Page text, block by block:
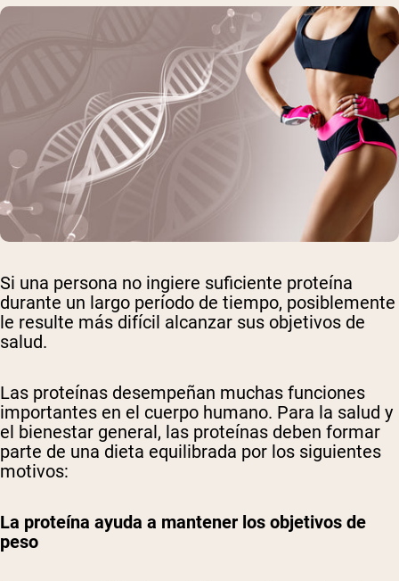
Si una persona no ingiere suficiente proteína
durante un largo período de tiempo, posiblemente
le resulte más difícil alcanzar sus objetivos de
salud.
Las proteínas desempeñan muchas funciones
importantes en el cuerpo humano. Para la salud y
el bienestar general, las proteínas deben formar
parte de una dieta equilibrada por los siguientes
motivos:
La proteína ayuda a mantener los objetivos de
peso